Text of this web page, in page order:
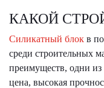
КАКОЙ
Силикатный блок в
среди строительных
преимуществ, одни
цена, высокая